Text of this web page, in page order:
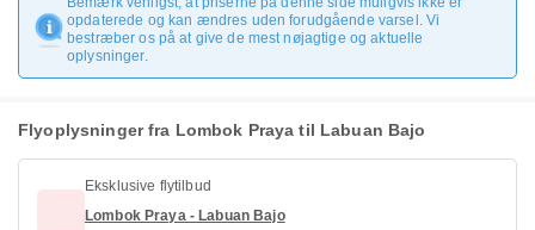
opdaterede og kan ændres uden forudgående varsel. Vi
bestræber os på at give de mest nøjagtige og aktuelle
oplysninger.
Flyoplysninger fra Lombok Praya til Labuan Bajo
Eksklusive flytilbud
Lombok Praya - Labuan Bajo